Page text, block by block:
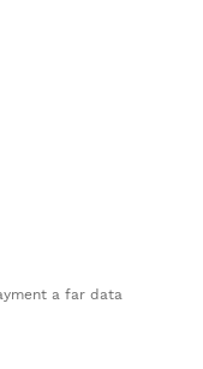
a far data